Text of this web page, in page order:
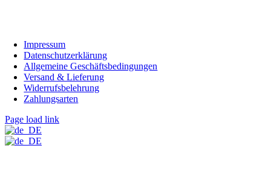
Impressum
Datenschutzerklärung
Allgemeine Geschäftsbedingungen
Versand & Lieferung
Widerrufsbelehrung
Zahlungsarten
Page load link